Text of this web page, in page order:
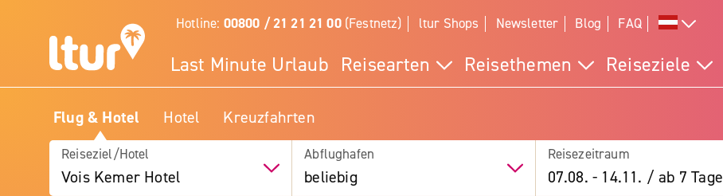
Hotline: 00800 / 21 21 21 00(Festnetz) ltur Shops Newsletter Blog FAQ
Last Minute Urlaub Reisearten Reisethemen Reiseziele
Flug & Hotel Hotel Kreuzfahrten
Reiseziel/Hotel
Vois Kemer Hotel
Abflughafen
beliebig
Reisezeitraum
07.08. - 14.11. / ab 7 Tage